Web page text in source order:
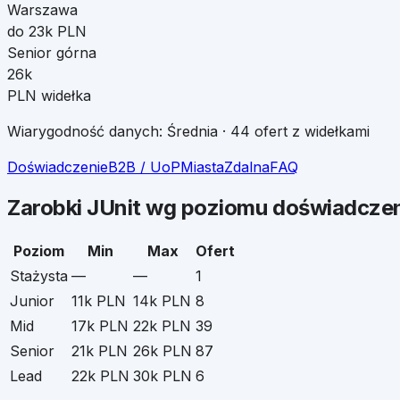
Warszawa
do 23k PLN
Senior górna
26k
PLN widełka
Wiarygodność danych: Średnia · 44 ofert z widełkami
DoświadczenieB2B / UoPMiastaZdalnaFAQ
Zarobki JUnitwg poziomu
Poziom Min Max
Ofert
Stażysta — —
1
Junior
11k PLN 14k PLN 8
Mid
17k PLN 22k PLN 39
Senior
21k PLN 26k PLN 87
Lead
22k PLN 30k PLN 6